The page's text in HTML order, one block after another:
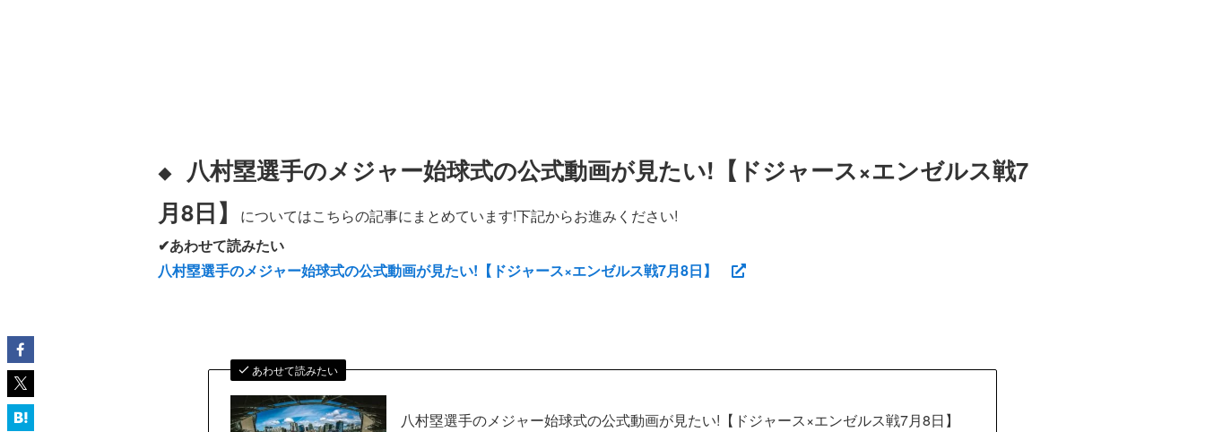
◆ 八村塁選手のメジャー始球式の公式動画が見たい!【ドジャース×エンゼルス戦7
月8日】
についてはこちらの記事にまとめています!下記からお進みください!
✔あわせて読みたい
八村塁選手のメジャー始球式の公式動画が見たい!【ドジャース×エンゼルス戦7月8日】
あわせて読みたい
八村塁選手のメジャー始球式の公式動画が見たい!【ドジャース×エンゼルス戦7月8日】